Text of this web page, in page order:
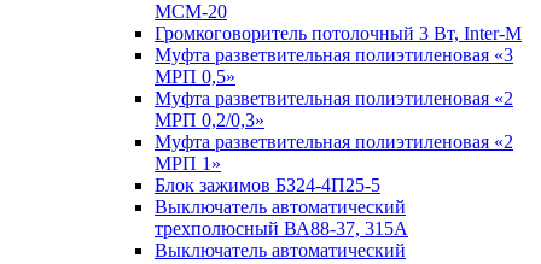
МСМ-20
Громкоговоритель потолочный 3 Вт, Inter-M
Муфта разветвительная полиэтиленовая «3
МРП 0,5»
Муфта разветвительная полиэтиленовая «2
МРП 0,2/0,3»
Муфта разветвительная полиэтиленовая «2
МРП 1»
Блок зажимов БЗ24-4П25-5
Выключатель автоматический
трехполюсный ВА88-37, 315А
Выключатель автоматический